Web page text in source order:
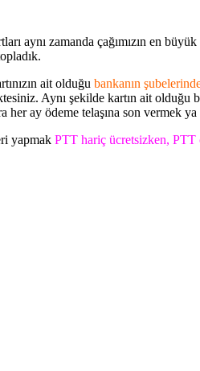
aynı zamanda çağımızın en
ait olduğu bankanın
Aynı şekilde kartın ait olduğu
her ay ödeme telaşına son vermek
yapmak PTT hariç ücretsizken, PTT